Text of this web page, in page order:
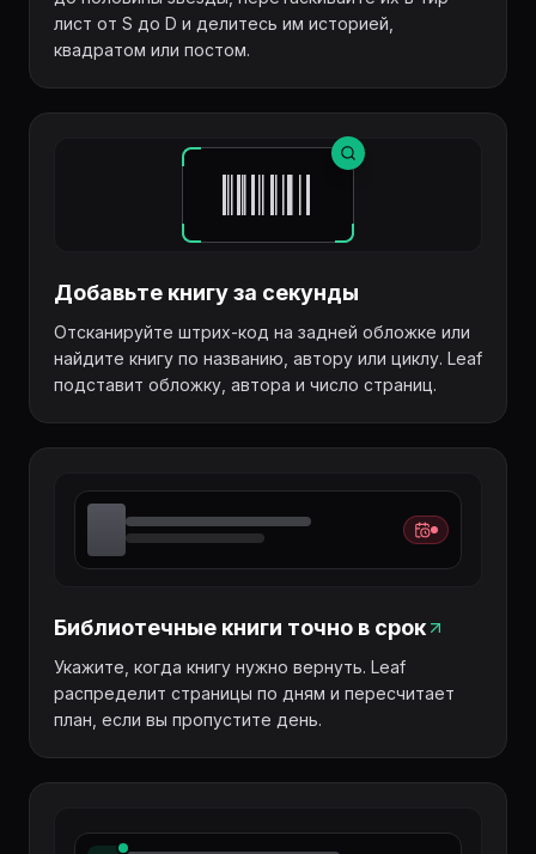
лист от S до D и делитесь им историей,
квадратом или постом.
Добавьте книгу за секунды
Отсканируйте штрих-код на задней обложке или
найдите книгу по названию, автору или циклу. Leaf
подставит обложку, автора и число страниц.
Библиотечные книги точно в срок
Укажите, когда книгу нужно вернуть. Leaf
распределит страницы по дням и пересчитает
план, если вы пропустите день.